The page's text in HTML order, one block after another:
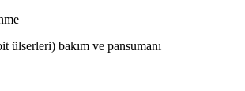
ülserleri) bakım ve pansumanı